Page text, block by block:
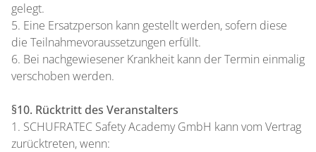
gelegt.
5. Eine Ersatzperson kann gestellt werden, sofern diese
die Teilnahmevoraussetzungen erfüllt.
6. Bei nachgewiesener Krankheit kann der Termin einmalig
verschoben werden.
§10. Rücktritt des Veranstalters
1. SCHUFRATEC Safety Academy GmbH kann vom Vertrag
zurücktreten, wenn: